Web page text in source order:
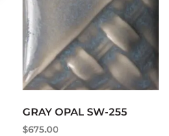
GRAY OPAL SW-255
$675.00